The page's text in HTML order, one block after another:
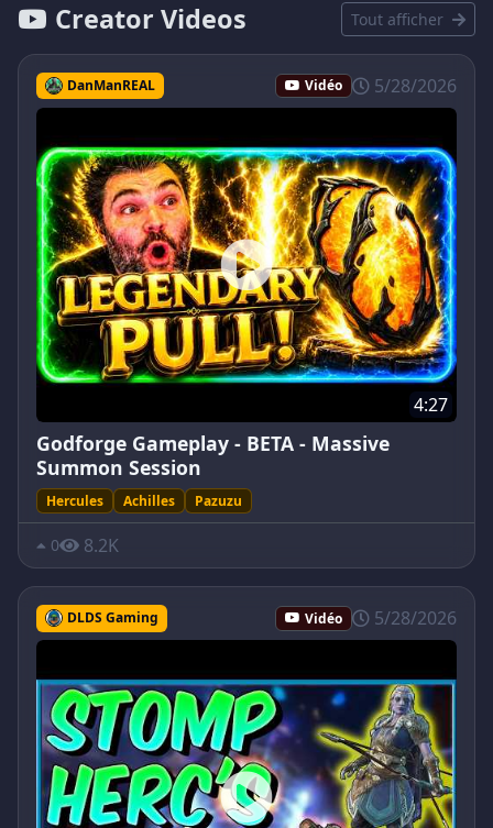
Creator Videos Tout afficher
DanManREAL Vidéo 5/28/2026
4:27
Godforge Gameplay - BETA - Massive
Summon Session
Hercules Achilles Pazuzu
0 8.2K
DLDS Gaming Vidéo 5/28/2026